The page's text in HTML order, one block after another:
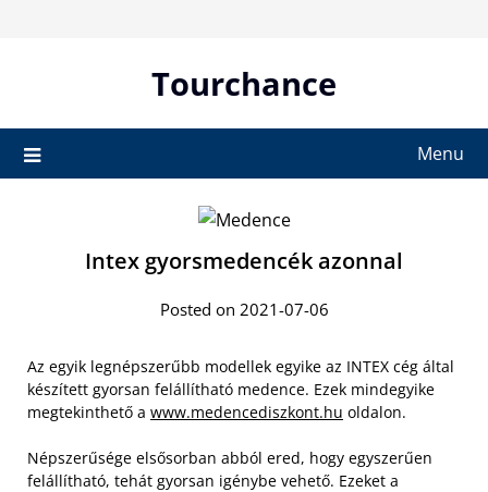
Tourchance
Menu
Intex gyorsmedencék azonnal
Posted on 2021-07-06
Az egyik legnépszerűbb modellek egyike az INTEX cég által
készített gyorsan felállítható medence. Ezek mindegyike
megtekinthető a www.medencediszkont.hu oldalon.
Népszerűsége elsősorban abból ered, hogy egyszerűen
felállítható, tehát gyorsan igénybe vehető. Ezeket a